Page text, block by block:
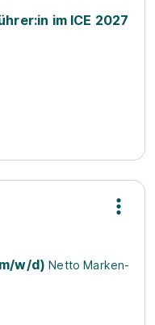
im ICE 2027
w/d) Netto Marken-